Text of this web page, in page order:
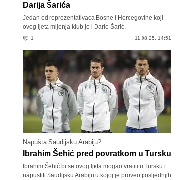
Darija Šarića
Jedan od reprezentativaca Bosne i Hercegovine koji
ovog ljeta mijenja klub je i Dario Šarić.
1 11.08.25. 14:51
Napušta Saudijsku Arabiju?
Ibrahim Šehić pred povratkom u Tursku
Ibrahim Šehić bi se ovog ljeta mogao vratiti u Tursku i
napustiti Saudijsku Arabiju u kojoj je proveo posljednjih